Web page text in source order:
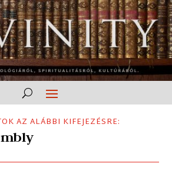
AZ ALÁBBI KIFEJEZÉSRE: